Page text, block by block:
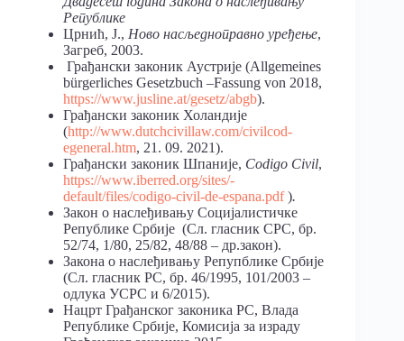
Републике
Црнић, Ј., Ново насљедноправно уређење,
Загреб, 2003.
Грађански законик Аустрије (Allgemeines
bürgerliches Gesetzbuch –Fassung von 2018,
https://www.jusline.at/gesetz/abgb).
Грађански законик Холандије
(http://www.dutchcivillaw.com/civilcod­
egeneral.htm, 21. 09. 2021).
Грађански законик Шпаније, Codigo Civil,
https://www.iberred.org/sites/­
default/files/codigo-civil-de-espana.pdf).
Закон о наслеђивању Социјалистичке
Републике Србије (Сл. гласник СРС, бр.
52/74, 1/80, 25/82, 48/88 – др.закон).
Закона о наслеђивању Репупблике Србије
(Сл. гласник РС, бр. 46/1995, 101/2003 –
одлука УСРС и 6/2015).
Нацрт Грађанског законика РС, Влада
Републике Србије, Комисија за израду